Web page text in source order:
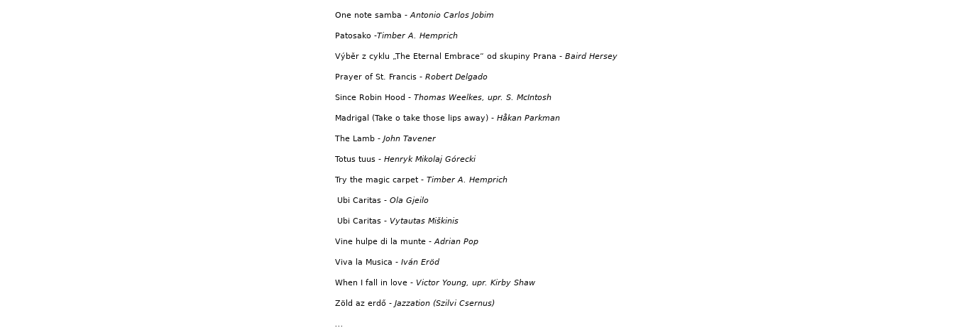
One note samba -Antonio Carlos Jobim
Patosako -Timber A. Hemprich
Výběr z cyklu „The Eternal Embrace“ od skupiny Prana - Baird Hersey
Prayer of St. Francis - Robert Delgado
Since Robin Hood - Thomas Weelkes, upr. S. McIntosh
Madrigal (Take o take those lips away) - Håkan Parkman
The Lamb - John Tavener
Totus tuus - Henryk Mikolaj Górecki
Try the magic carpet - Timber A. Hemprich
Ubi Caritas - Ola Gjeilo
Ubi Caritas - Vytautas Miškinis
Vine hulpe di la munte -Adrian Pop
Viva la Musica - Iván Eröd
When I fall in love - Victor Young, upr. Kirby Shaw
Zöld az erdő - Jazzation (Szilvi Csernus)
...